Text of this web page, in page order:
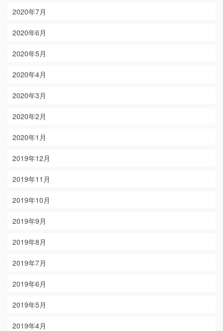
2020年7月
2020年6月
2020年5月
2020年4月
2020年3月
2020年2月
2020年1月
2019年12月
2019年11月
2019年10月
2019年9月
2019年8月
2019年7月
2019年6月
2019年5月
2019年4月